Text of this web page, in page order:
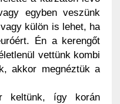
egyben veszünk
külön is lehet, ha
Én a kerengőt
vettünk kombi
akkor megnéztük a
keltünk, így korán